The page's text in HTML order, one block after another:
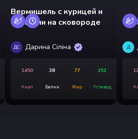
Вермишель с курицей и
овощами на сковороде
ДС Дарина Сіліна
1450
Ккал
38
Белки
77
Жир
151
Углевод
Д